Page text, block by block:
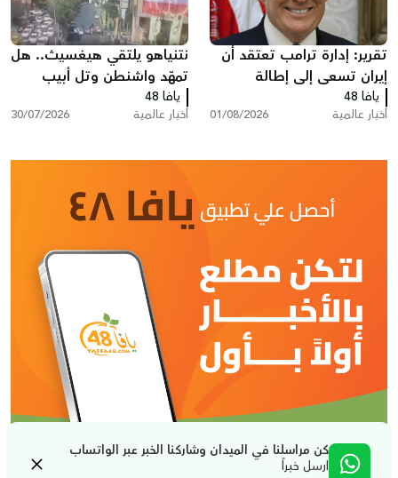
كن مراسلنا في الميدان وشاركنا الخبر عبر الواتساب
ارسل خبراً
تقرير: إدارة ترامب تعتقد أن
إيران تسعى إلى إطالة
المفاوضات ودول خليجية
تدعو إلى تصعيد أمريكي
يافا 48
أخبار عالمية 01/08/2026
نتنياهو يلتقي هيغسيث.. هل
تمهّد واشنطن وتل أبيب
لضربة جديدة ضد إيران؟
يافا 48
أخبار عالمية 30/07/2026